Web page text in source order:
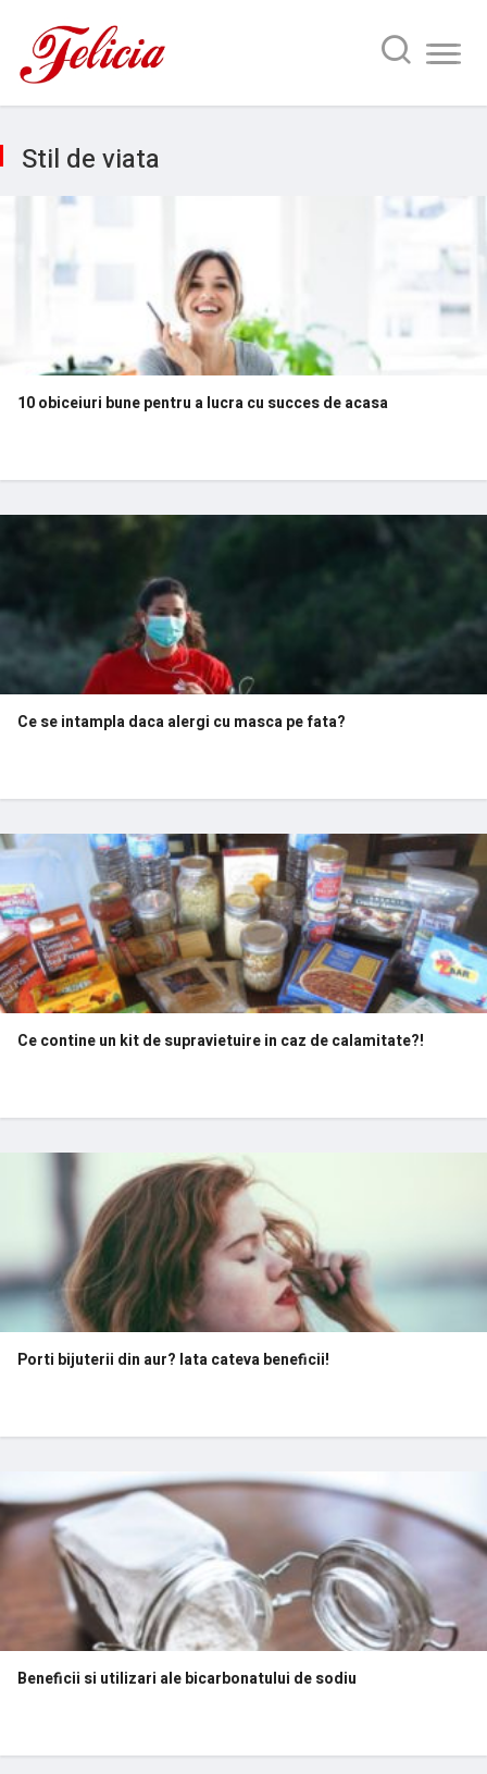
Stil de viata
10 obiceiuri bune pentru a lucra cu succes de acasa
Ce se intampla daca alergi cu masca pe fata?
Ce contine un kit de supravietuire in caz de calamitate?!
Porti bijuterii din aur? Iata cateva beneficii!
Beneficii si utilizari ale bicarbonatului de sodiu